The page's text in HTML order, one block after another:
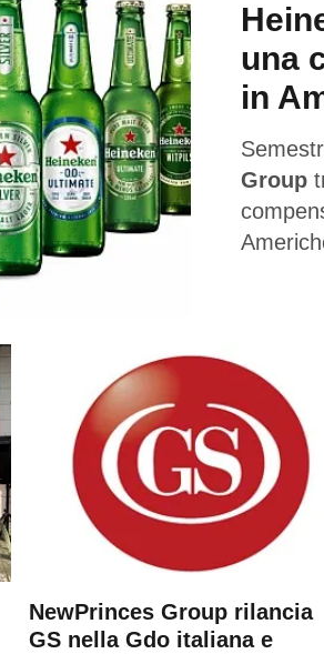
una
in
Group
NewPrinces Group rilancia
GS nella Gdo italiana e